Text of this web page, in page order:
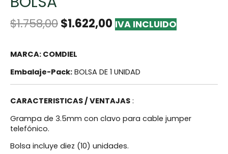
$1.758,00$1.622,00 IVA INCLUIDO
MARCA: COMDIEL
Embalaje-Pack: BOLSA DE 1 UNIDAD
CARACTERISTICAS / VENTAJAS :
Grampa de 3.5mm con clavo para cable jumper
telefónico.
Bolsa incluye diez (10) unidades.